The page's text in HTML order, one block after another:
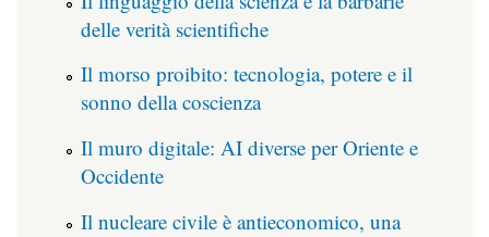
delle verità scientifiche
Il morso proibito: tecnologia, potere e il
sonno della coscienza
Il muro digitale: AI diverse per Oriente e
Occidente
Il nucleare civile è antieconomico, una